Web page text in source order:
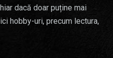
dacă doar puține mai
hobby-uri, precum lectura,